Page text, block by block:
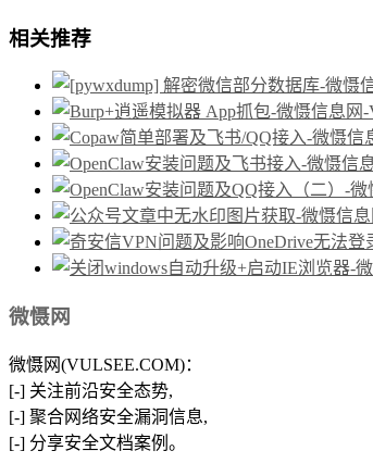
相关推荐
微慑网
微慑网(VULSEE.COM)：
[-] 关注前沿安全态势,
[-] 聚合网络安全漏洞信息,
[-] 分享安全文档案例。